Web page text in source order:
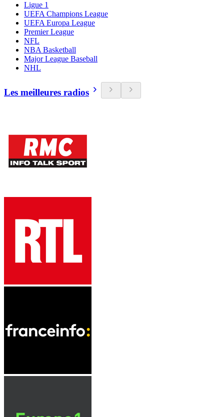
Ligue 1
UEFA Champions League
UEFA Europa League
Premier League
NFL
NBA Basketball
Major League Baseball
NHL
Les meilleures radios